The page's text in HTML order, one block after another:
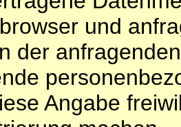
und
der
Angabe